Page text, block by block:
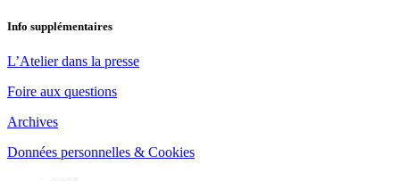
Info supplémentaires
L’Atelier dans la presse
Foire aux questions
Archives
Données personnelles & Cookies